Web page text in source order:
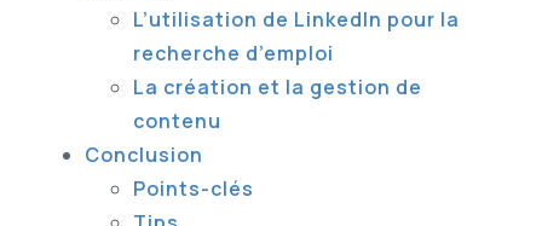
L’utilisation de LinkedIn pour la
recherche d’emploi
La création et la gestion de
contenu
Conclusion
Points-clés